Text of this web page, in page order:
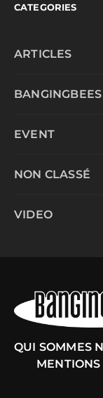
CATEGORIES
ARTICLES
EVENT
NON CLASSÉ
VIDEO
QUI SOMMES